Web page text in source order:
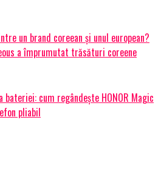
un brand coreean și unul european?
a împrumutat trăsături coreene
bateriei: cum regândește HONOR Magic
pliabil